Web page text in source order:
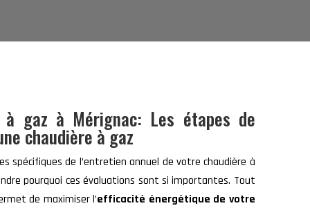
à gaz à Mérignac: Les étapes de
chaudière à gaz
spécifiques de l’entretien annuel de votre chaudière à
pourquoi ces évaluations sont si importantes. Tout
de maximiser l’efficacité énergétique de votre